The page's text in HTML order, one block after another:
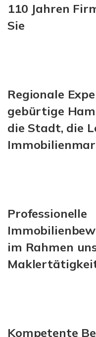
110 Jahren
Sie
Regionale
gebürtige
die Stadt, die
Professionelle
im Rahmen
Kompetente